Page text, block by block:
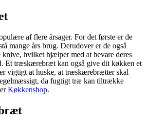
af flere årsager. For det første er de
mange års brug. Derudover er de også
knive, hvilket hjælper med at bevare deres
Et træskærebræt kan også give dit køkken et
vigtigt at huske, at træskærebrætter skal
da fugtigt træ kan tiltrække
Køkkenshop.